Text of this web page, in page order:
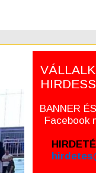
BANNER
Facebook